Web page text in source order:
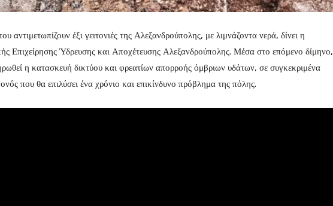
αντιμετωπίζουν έξι γειτονιές της Αλεξανδρούπολης, με λιμνάζοντα νερά, δίνει η
Επιχείρησης Ύδρευσης και Αποχέτευσης Αλεξανδρούπολης. Μέσα στο επόμενο δίμηνο,
η κατασκευή δικτύου και φρεατίων απορροής όμβριων υδάτων, σε συγκεκριμένα
που θα επιλύσει ένα χρόνιο και επικίνδυνο πρόβλημα της πόλης.